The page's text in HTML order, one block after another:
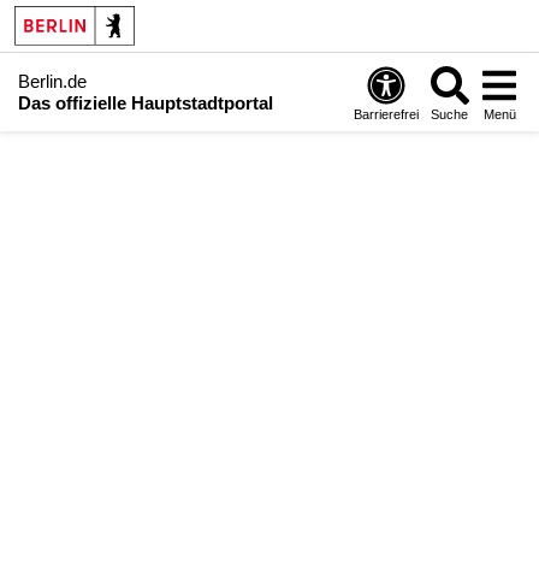
Berlin.de
Das offizielle Hauptstadtportal
Barrierefrei Suche Menü